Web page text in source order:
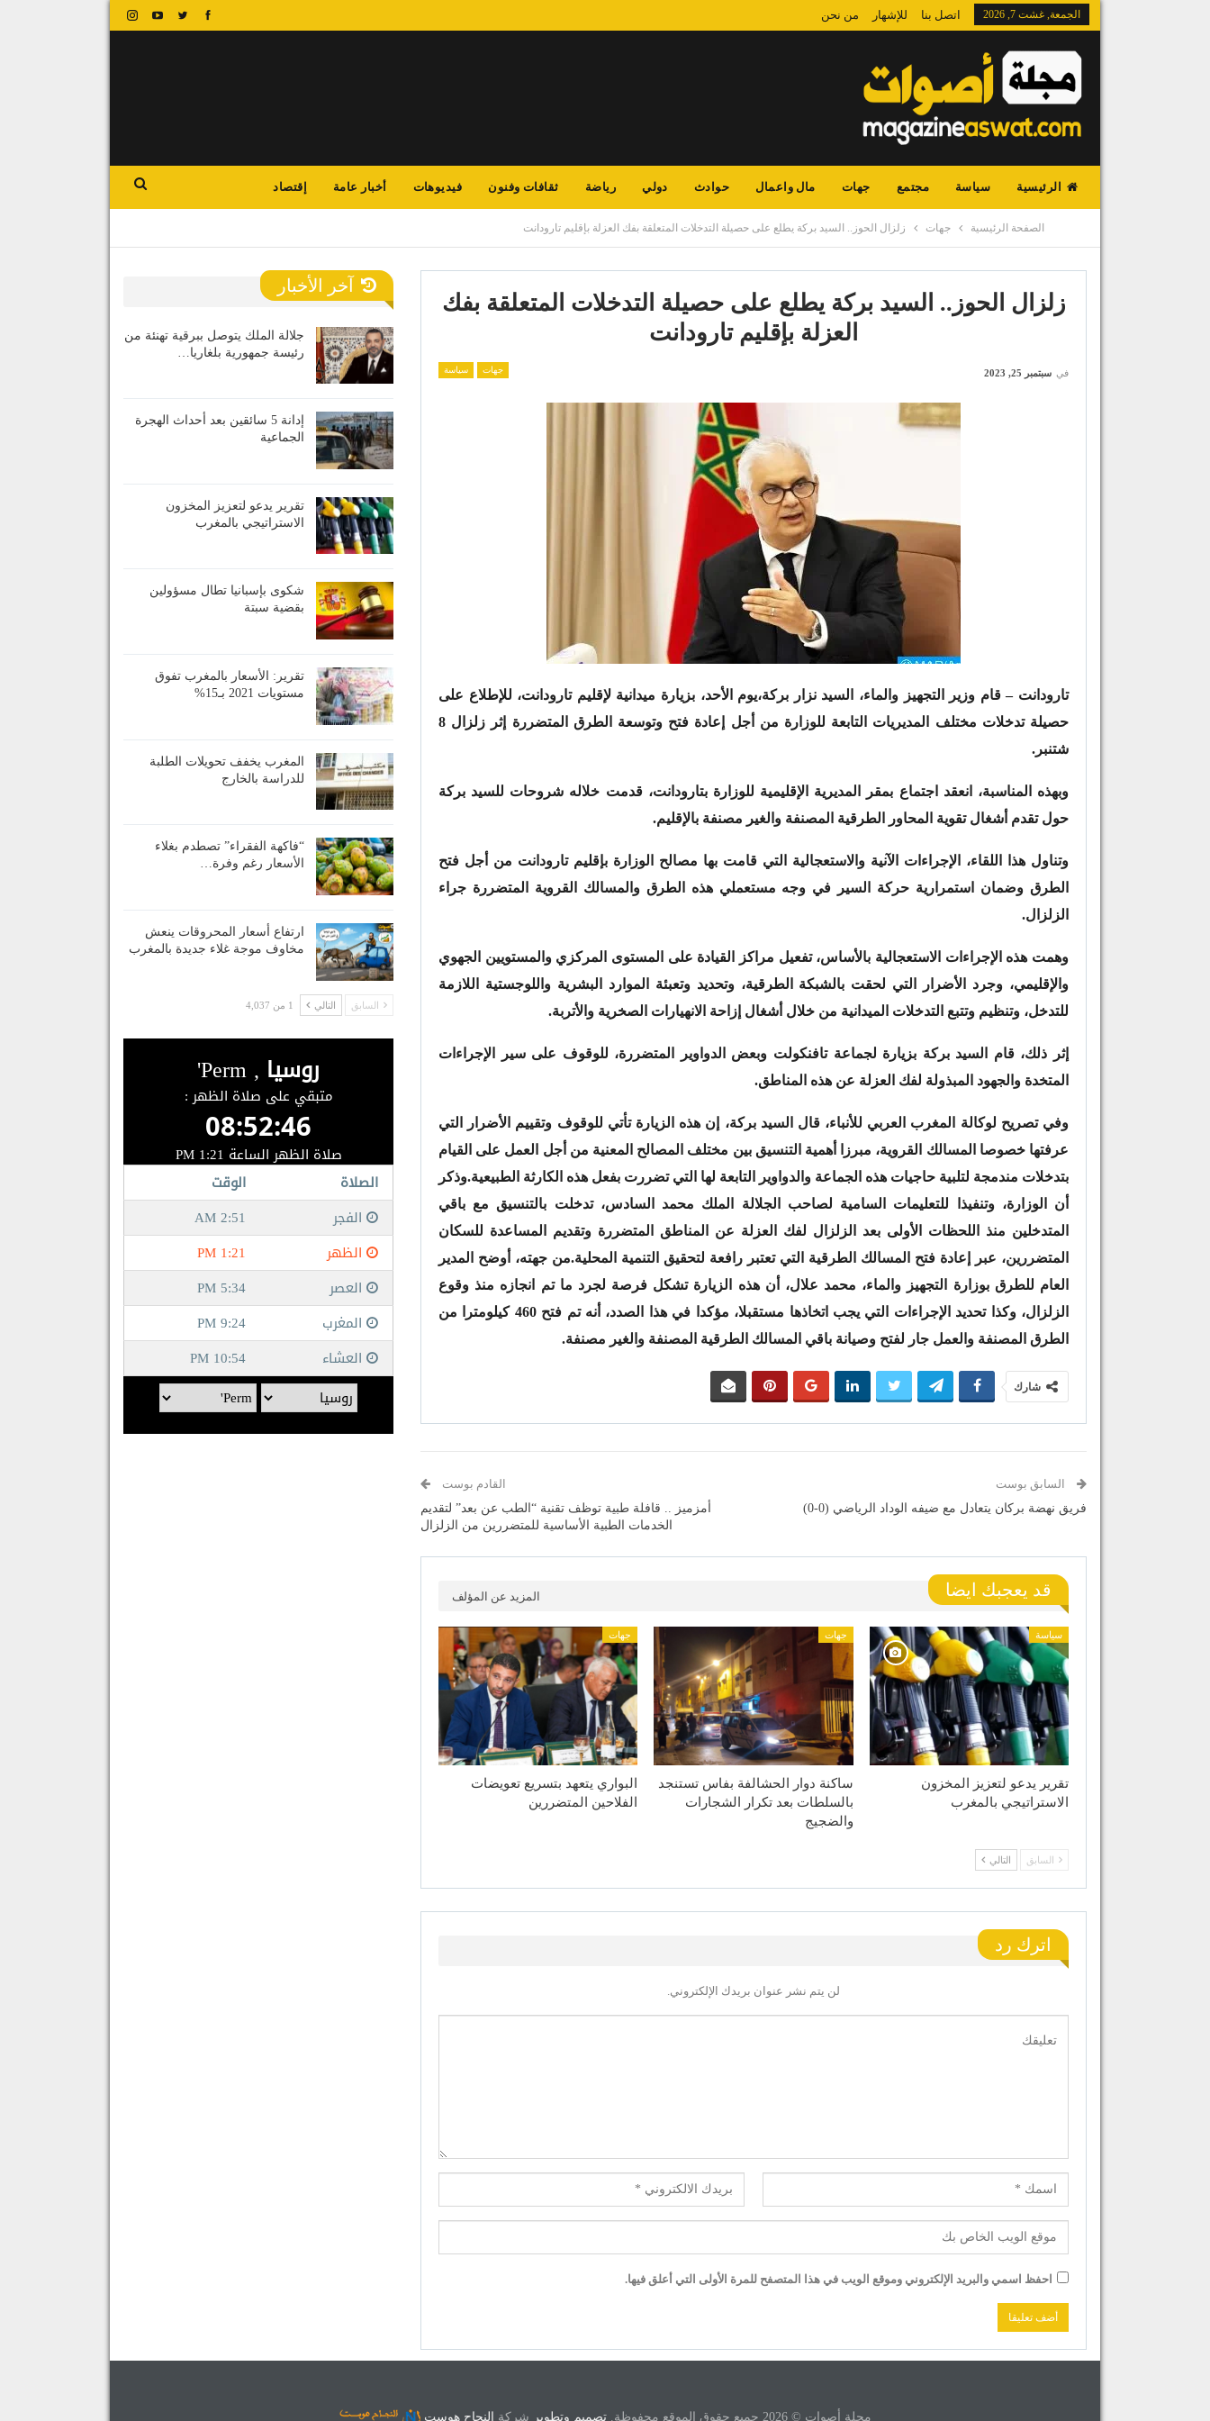
الجمعة, غشت 7, 2026 اتصل بنا للإشهار من نحن
الرئيسية سياسة مجتمع جهات مال واعمال حوادث دولي رياضة ثقافات وفنون فيديوهات أخبار عامة إقتصاد
الصفحة الرئيسية جهات زلزال الحوز.. السيد بركة يطلع على حصيلة التدخلات المتعلقة بفك العزلة بإقليم تارودانت
زلزال الحوز.. السيد بركة يطلع على حصيلة التدخلات المتعلقة بفك
العزلة بإقليم تارودانت
جهات سياسة في سبتمبر 25, 2023
تارودانت – قام وزير التجهيز والماء، السيد نزار بركة،يوم الأحد، بزيارة ميدانية لإقليم تارودانت، للإطلاع على
حصيلة تدخلات مختلف المديريات التابعة للوزارة من أجل إعادة فتح وتوسعة الطرق المتضررة إثر زلزال 8
شتنبر.
وبهذه المناسبة، انعقد اجتماع بمقر المديرية الإقليمية للوزارة بتارودانت، قدمت خلاله شروحات للسيد بركة
حول تقدم أشغال تقوية المحاور الطرقية المصنفة والغير مصنفة بالإقليم.
وتناول هذا اللقاء، الإجراءات الآنية والاستعجالية التي قامت بها مصالح الوزارة بإقليم تارودانت من أجل فتح
الطرق وضمان استمرارية حركة السير في وجه مستعملي هذه الطرق والمسالك القروية المتضررة جراء
الزلزال.
وهمت هذه الإجراءات الاستعجالية بالأساس، تفعيل مراكز القيادة على المستوى المركزي والمستويين الجهوي
والإقليمي، وجرد الأضرار التي لحقت بالشبكة الطرقية، وتحديد وتعبئة الموارد البشرية واللوجستية اللازمة
للتدخل، وتنظيم وتتبع التدخلات الميدانية من خلال أشغال إزاحة الانهيارات الصخرية والأتربة.
إثر ذلك، قام السيد بركة بزيارة لجماعة تافنكولت وبعض الدواوير المتضررة، للوقوف على سير الإجراءات
المتخدة والجهود المبذولة لفك العزلة عن هذه المناطق.
وفي تصريح لوكالة المغرب العربي للأنباء، قال السيد بركة، إن هذه الزيارة تأتي للوقوف وتقييم الأضرار التي
عرفتها خصوصا المسالك القروية، مبرزا أهمية التنسيق بين مختلف المصالح المعنية من أجل العمل على القيام
بتدخلات مندمجة لتلبية حاجيات هذه الجماعة والدواوير التابعة لها التي تضررت بفعل هذه الكارثة الطبيعية.وذكر
أن الوزارة، وتنفيذا للتعليمات السامية لصاحب الجلالة الملك محمد السادس، تدخلت بالتنسيق مع باقي
المتدخلين منذ اللحظات الأولى بعد الزلزال لفك العزلة عن المناطق المتضررة وتقديم المساعدة للسكان
المتضررين، عبر إعادة فتح المسالك الطرقية التي تعتبر رافعة لتحقيق التنمية المحلية.من جهته، أوضح المدير
العام للطرق بوزارة التجهيز والماء، محمد علال، أن هذه الزيارة تشكل فرصة لجرد ما تم انجازه منذ وقوع
الزلزال، وكذا تحديد الإجراءات التي يجب اتخاذها مستقبلا، مؤكدا في هذا الصدد، أنه تم فتح 460 كيلومترا من
الطرق المصنفة والعمل جار لفتح وصيانة باقي المسالك الطرقية المصنفة والغير مصنفة.
شارك
السابق بوست
فريق نهضة بركان يتعادل مع ضيفه الوداد الرياضي (0-0)
القادم بوست
أمزميز .. قافلة طبية توظف تقنية “الطب عن بعد” لتقديم
الخدمات الطبية الأساسية للمتضررين من الزلزال
قد يعجبك ايضا المزيد عن المؤلف
سياسة
تقرير يدعو لتعزيز المخزون
الاستراتيجي بالمغرب
جهات
ساكنة دوار الحشالفة بفاس تستنجد
بالسلطات بعد تكرار الشجارات
والضجيج
جهات
البواري يتعهد بتسريع تعويضات
الفلاحين المتضررين
السابق التالي
اترك رد
لن يتم نشر عنوان بريدك الإلكتروني.
احفظ اسمي والبريد الإلكتروني وموقع الويب في هذا المتصفح للمرة الأولى التي أعلق فيها.
آخر الأخبار
جلالة الملك يتوصل ببرقية تهنئة من
رئيسة جمهورية بلغاريا…
إدانة 5 سائقين بعد أحداث الهجرة
الجماعية
تقرير يدعو لتعزيز المخزون
الاستراتيجي بالمغرب
شكوى بإسبانيا تطال مسؤولين
بقضية سبتة
تقرير: الأسعار بالمغرب تفوق
مستويات 2021 بـ15%
المغرب يخفف تحويلات الطلبة
للدراسة بالخارج
“فاكهة الفقراء” تصطدم بغلاء
الأسعار رغم وفرة…
ارتفاع أسعار المحروقات ينعش
مخاوف موجة غلاء جديدة بالمغرب
السابق التالي 1 من 4,037
مجلة أصوات © 2026 جميع حقوق الموقع محفوظة. تصميم وتطوير شركة النجاح هوست